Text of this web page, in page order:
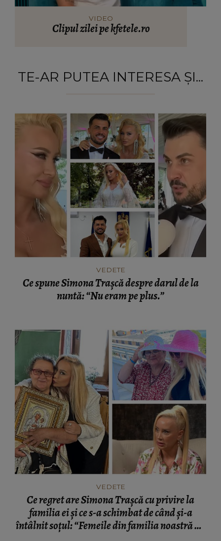
VIDEO
Clipul zilei pe kfetele.ro
TE-AR PUTEA INTERESA ȘI...
VEDETE
Ce spune Simona Trașcă despre darul de la
nuntă: “Nu eram pe plus.”
VEDETE
Ce regret are Simona Trașcă cu privire la
familia ei și ce s-a schimbat de când și-a
întâlnit soțul: “Femeile din familia noastră au